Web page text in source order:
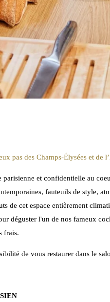
pas des Champs-Élysées et de
et confidentielle au
fauteuils de style,
de cet espace entièrement
déguster l'un de nos fameux
frais.
de vous restaurer dans le